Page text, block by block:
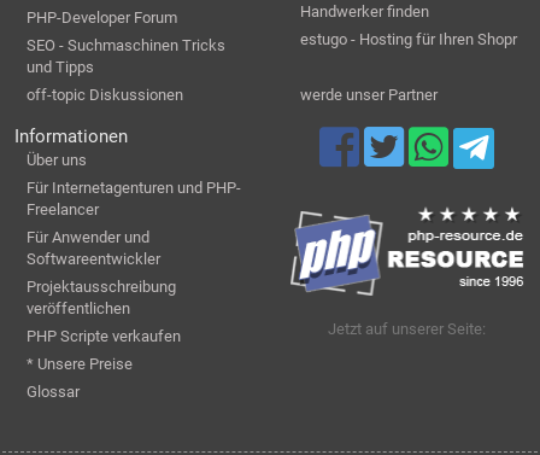
PHP-Developer Forum
SEO - Suchmaschinen Tricks
und Tipps
off-topic Diskussionen
Handwerker finden
estugo - Hosting für Ihren Shopr
werde unser Partner
Informationen
Über uns
Für Internetagenturen und PHP-
Freelancer
Für Anwender und
Softwareentwickler
Projektausschreibung
veröffentlichen
PHP Scripte verkaufen
* Unsere Preise
Glossar
Jetzt auf unserer Seite: